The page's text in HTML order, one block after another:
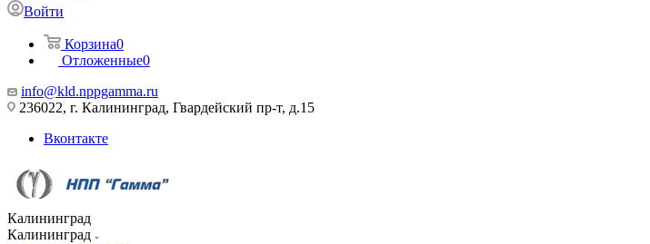
Войти
Корзина0
Отложенные0
info@kld.nppgamma.ru
236022, г. Калининград, Гвардейский пр-т, д.15
Вконтакте
Калининград
Калининград